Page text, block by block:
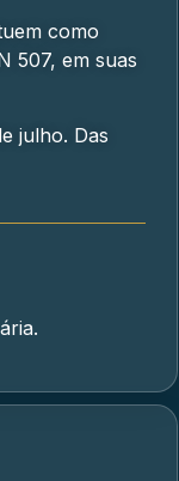
como
507, em suas
julho. Das